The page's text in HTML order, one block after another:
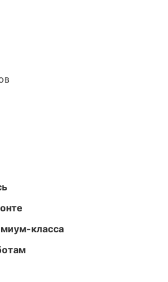
класса